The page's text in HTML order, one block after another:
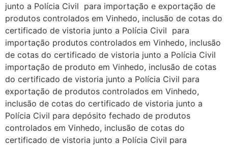
junto a Polícia Civil para importação e exportação de
produtos controlados em Vinhedo, inclusão de cotas do
certificado de vistoria junto a Polícia Civil para
importação produtos controlados em Vinhedo, inclusão
de cotas do certificado de vistoria junto a Polícia Civil
importação de produto em Vinhedo, inclusão de cotas
do certificado de vistoria junto a Polícia Civil para
exportação de produtos controlados em Vinhedo,
inclusão de cotas do certificado de vistoria junto a
Polícia Civil para depósito fechado de produtos
controlados em Vinhedo, inclusão de cotas do
certificado de vistoria junto a Polícia Civil para